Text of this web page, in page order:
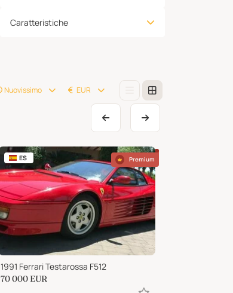
Caratteristiche
Nuovissimo EUR
ES Premium
1991 Ferrari Testarossa F512
70 000 EUR